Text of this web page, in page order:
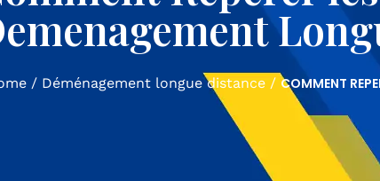
/ Déménagement longue distance / COMMENT